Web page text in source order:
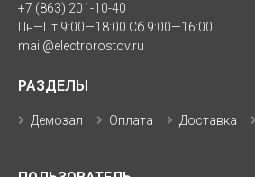
+7 (863) 201-10-40
Пн—Пт 9:00—18:00 Сб 9:00—16:00
mail@electrorostov.ru
РАЗДЕЛЫ
Демозал Оплата Доставка